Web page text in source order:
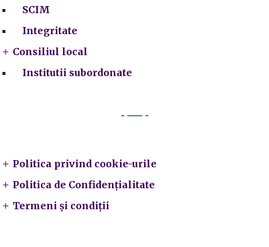
SCIM
Integritate
Consiliul local
Institutii subordonate
Politica privind cookie-urile
Politica de Confidențialitate
Termeni și condiții